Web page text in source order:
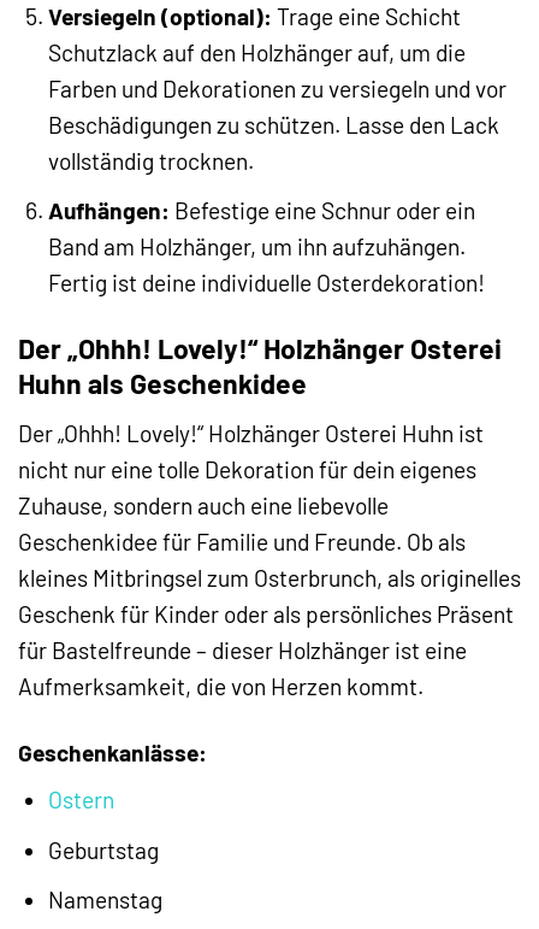
Versiegeln (optional): Trage eine Schicht
Schutzlack auf den Holzhänger auf, um die
Farben und Dekorationen zu versiegeln und vor
Beschädigungen zu schützen. Lasse den Lack
vollständig trocknen.
Aufhängen: Befestige eine Schnur oder ein
Band am Holzhänger, um ihn aufzuhängen.
Fertig ist deine individuelle Osterdekoration!
Der „Ohhh! Lovely!“ Holzhänger Osterei
Huhn als Geschenkidee
Der „Ohhh! Lovely!“ Holzhänger Osterei Huhn ist
nicht nur eine tolle Dekoration für dein eigenes
Zuhause, sondern auch eine liebevolle
Geschenkidee für Familie und Freunde. Ob als
kleines Mitbringsel zum Osterbrunch, als originelles
Geschenk für Kinder oder als persönliches Präsent
für Bastelfreunde – dieser Holzhänger ist eine
Aufmerksamkeit, die von Herzen kommt.
Geschenkanlässe:
Ostern
Geburtstag
Namenstag